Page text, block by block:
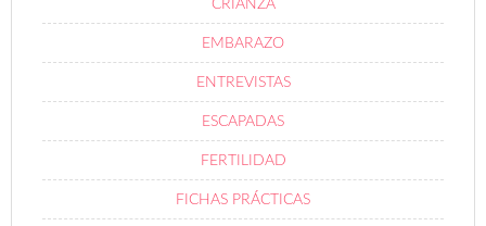
CRIANZA
EMBARAZO
ENTREVISTAS
ESCAPADAS
FERTILIDAD
FICHAS PRÁCTICAS